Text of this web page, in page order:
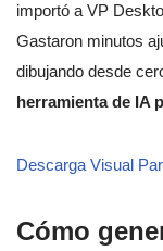
importó a VP
Gastaron minutos
dibujando desde
herramienta de IA
Descarga Visual
Cómo